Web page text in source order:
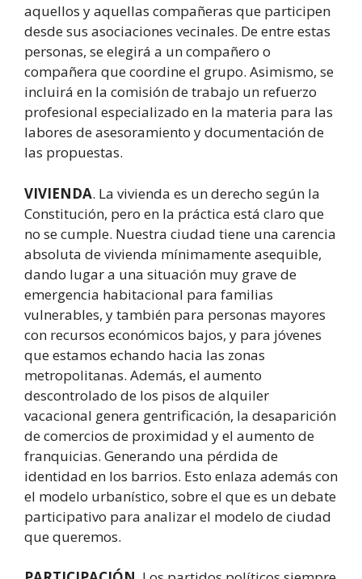
aquellos y aquellas compañeras que participen
desde sus asociaciones vecinales. De entre estas
personas, se elegirá a un compañero o
compañera que coordine el grupo. Asimismo, se
incluirá en la comisión de trabajo un refuerzo
profesional especializado en la materia para las
labores de asesoramiento y documentación de
las propuestas.
VIVIENDA. La vivienda es un derecho según la
Constitución, pero en la práctica está claro que
no se cumple. Nuestra ciudad tiene una carencia
absoluta de vivienda mínimamente asequible,
dando lugar a una situación muy grave de
emergencia habitacional para familias
vulnerables, y también para personas mayores
con recursos económicos bajos, y para jóvenes
que estamos echando hacia las zonas
metropolitanas. Además, el aumento
descontrolado de los pisos de alquiler
vacacional genera gentrificación, la desaparición
de comercios de proximidad y el aumento de
franquicias. Generando una pérdida de
identidad en los barrios. Esto enlaza además con
el modelo urbanístico, sobre el que es un debate
participativo para analizar el modelo de ciudad
que queremos.